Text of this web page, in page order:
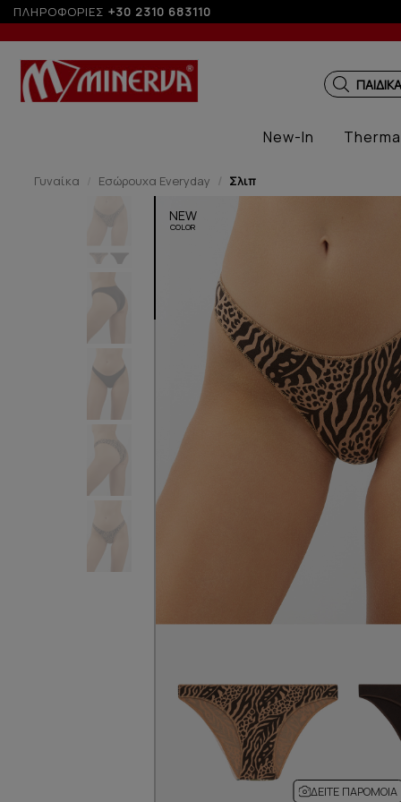
ΠΛΗΡΟΦΟΡΙΕΣ +30 2310 683110
New-In
Γυναίκα Εσώρουχα Everyday Σλιπ
NEW
COLOR
ΔΕΊΤΕ ΠΑΡΌΜΟΙΑ